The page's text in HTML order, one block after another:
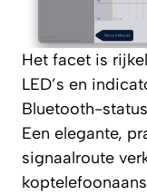
Het facet is
LED’s en
Bluetooth-
Een elegante,
signaalroute